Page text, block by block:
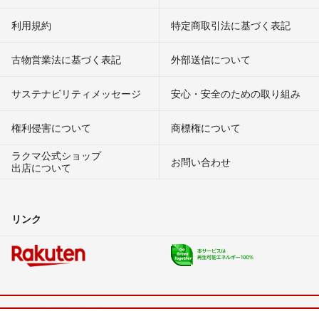
利用規約 特定商取引法に基づく表記
古物営業法に基づく表記 外部送信について
サステナビリティメッセージ 安心・安全のための取り組み
権利侵害について
商標権について
ラクマ公式ショップ
出店について
お問い合わせ
リンク